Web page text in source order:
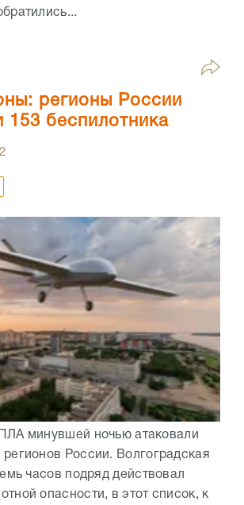
регионы России
153 беспилотника
минувшей ночью атаковали
регионов России. Волгоградская
часов подряд действовал
опасности, в этот список, к